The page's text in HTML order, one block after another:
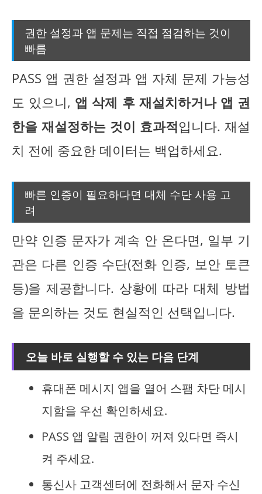
권한 설정과 앱 문제는 직접 점검하는 것이
빠름
PASS 앱 권한 설정과 앱 자체 문제 가능성
도 있으니, 앱 삭제 후 재설치하거나 앱 권
한을 재설정하는 것이 효과적입니다. 재설
치 전에 중요한 데이터는 백업하세요.
빠른 인증이 필요하다면 대체 수단 사용 고
려
만약 인증 문자가 계속 안 온다면, 일부 기
관은 다른 인증 수단(전화 인증, 보안 토큰
등)을 제공합니다. 상황에 따라 대체 방법
을 문의하는 것도 현실적인 선택입니다.
오늘 바로 실행할 수 있는 다음 단계
휴대폰 메시지 앱을 열어 스팸 차단 메시
지함을 우선 확인하세요.
PASS 앱 알림 권한이 꺼져 있다면 즉시
켜 주세요.
통신사 고객센터에 전화해서 문자 수신